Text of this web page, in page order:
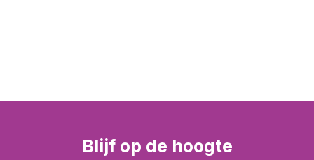
Blijf op de hoogte